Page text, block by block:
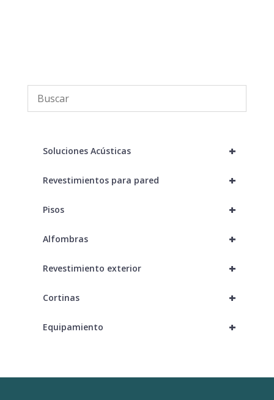
+
Soluciones Acústicas
+
Revestimientos para pared
+
Pisos
+
Alfombras
+
Revestimiento exterior
+
Cortinas
+
Equipamiento